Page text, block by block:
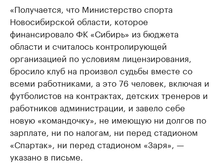
«Получается, что Министерство спорта
Новосибирской области, которое
финансировало ФК «Сибирь» из бюджета
области и считалось контролирующей
организацией по условиям лицензирования,
бросило клуб на произвол судьбы вместе со
всеми работниками, а это 76 человек, включая и
футболистов на контрактах, детских тренеров и
работников администрации, и завело себе
новую «командочку», не имеющую ни долгов по
зарплате, ни по налогам, ни перед стадионом
«Спартак», ни перед стадионом «Заря», —
указано в письме.